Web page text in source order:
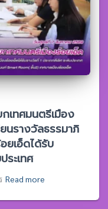
เทศมนตรีเมือง
นรางวัลธรรมาภิ
ยเอ็ดได้รับ
ระเทศ
Read more